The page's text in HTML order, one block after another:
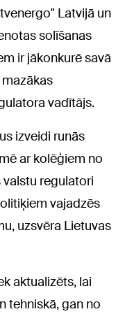
Latvijā un
solīšanas
ir jākonkurē savā
vadītājs.
izveidi runās
ar kolēģiem no
valstu regulatori
vajadzēs
uzsvēra Lietuvas
aktualizēts, lai
tehniskā, gan no